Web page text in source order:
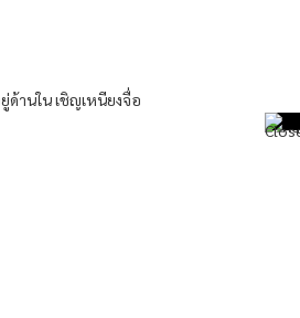
ด้านใน เชิญเหนียงจื่อ